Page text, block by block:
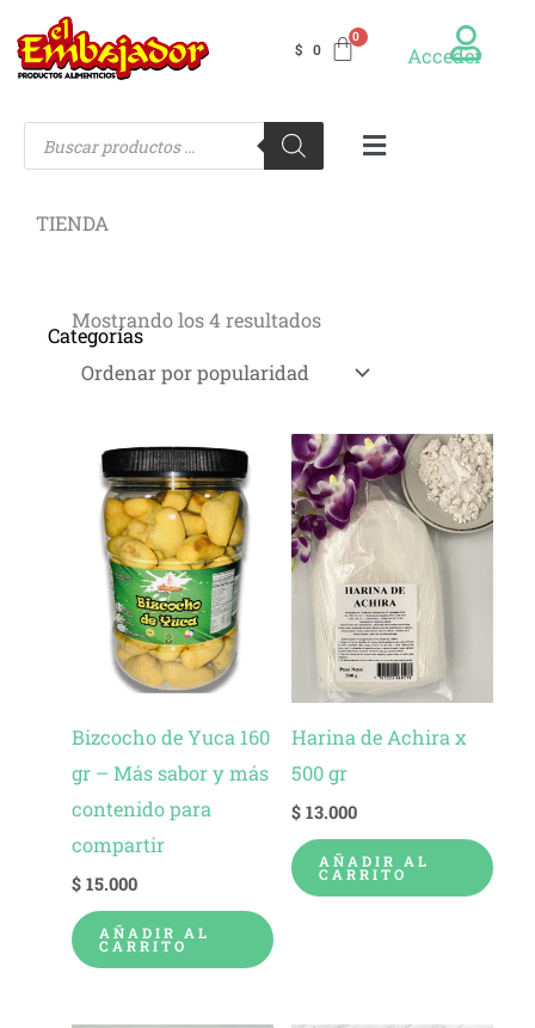
$ 0 Acceder
Menú
Búsqueda
de
productos
TIENDA
Categorías
Bizcocho
Bizcocho
de Yuca
Harina
Achira
Tosti
Achiras
Mostrando los 4 resultadospor
Bizcocho de Yuca 160
gr – Más sabor y más
contenido para
compartir
$ 15.000
AÑADIR AL
CARRITO
Harina de Achira x
500 gr
$ 13.000
AÑADIR AL
CARRITO